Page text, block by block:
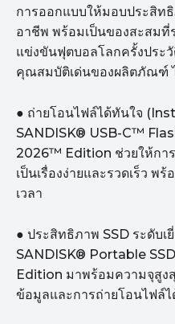
การออกแบบให้มอบประสิท
อาชีพ พร้อมเป็นของสะสมที่
แข่งขันฟุตบอลโลกครั้งประ
คุณสมบัติเด่นของผลิตภัณฑ์
● ถ่ายโอนไฟล์ได้ทันใจ
SANDISK® USB-C™
2026™ Edition ช่วยให้กา
เป็นเรื่องง่ายและรวดเร็ว
เวลา
● ประสิทธิภาพ SSD ระดับเ
SANDISK® Portable
Edition มาพร้อมความจุสูง
ข้อมูลและการถ่ายโอนไฟล์ไ